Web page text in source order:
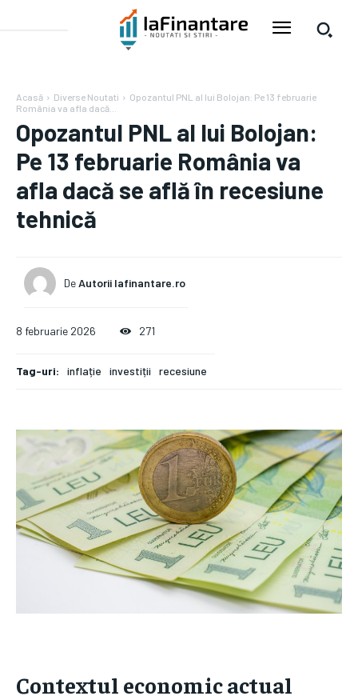
Acasă Diverse Noutati
Opozantul PNL al lui Bolojan: Pe 13 februarie
România va afla dacă...
Opozantul PNL al lui Bolojan:
Pe 13 februarie România va
afla dacă se află în recesiune
tehnică
DeAutorii Iafinantare.ro
8 februarie 2026 271
Tag-uri: inflație investiții recesiune
Contextul economic actual